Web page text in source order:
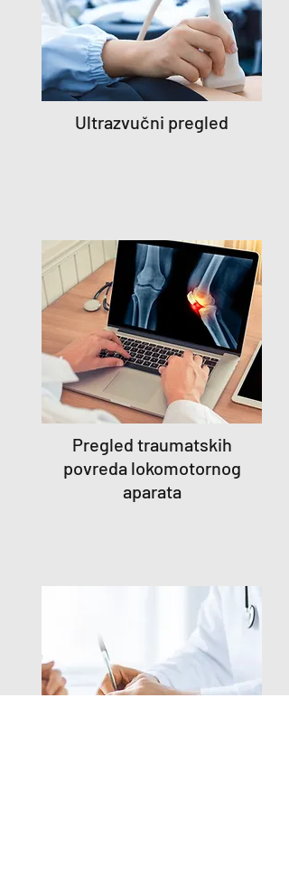
Ultrazvučni pregled
Pregled traumatskih
povreda lokomotornog
aparata